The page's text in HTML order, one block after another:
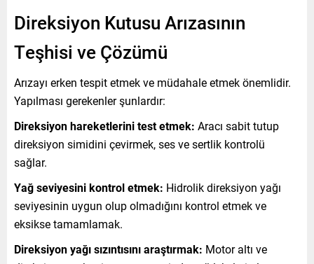
Direksiyon Kutusu Arızasının
Teşhisi ve Çözümü
Arızayı erken tespit etmek ve müdahale etmek önemlidir.
Yapılması gerekenler şunlardır:
Direksiyon hareketlerini test etmek: Aracı sabit tutup
direksiyon simidini çevirmek, ses ve sertlik kontrolü
sağlar.
Yağ seviyesini kontrol etmek: Hidrolik direksiyon yağı
seviyesinin uygun olup olmadığını kontrol etmek ve
eksikse tamamlamak.
Direksiyon yağı sızıntısını araştırmak: Motor altı ve